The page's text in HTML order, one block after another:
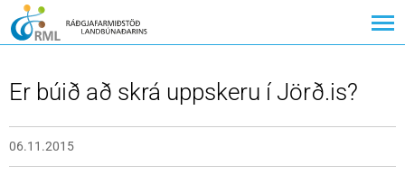
Er búið að skrá uppskeru í Jörð.is?
06.11.2015